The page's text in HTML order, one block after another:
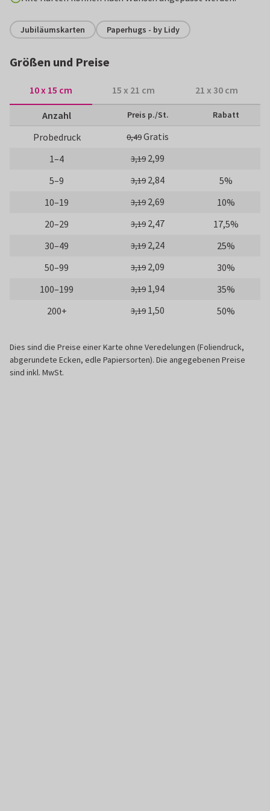
Jubiläumskarten Paperhugs - by Lidy
Größen und Preise
10 x 15 cm 15 x 21 cm 21 x 30 cm
Anzahl Preis p./St. Rabatt
Probedruck 0,49Gratis
1–4
3,19 2,99
5–9
3,19 2,84
5%
10–19
3,19 2,69
10%
20–29
3,19 2,47
17,5%
30–49
3,19 2,24
25%
50–99
3,19 2,09
30%
100–199
3,19 1,94
35%
200+
3,19 1,50 50%
Dies sind die Preise einer Karte ohne Veredelungen (Foliendruck,
abgerundete Ecken, edle Papiersorten). Die angegebenen Preise
sind inkl. MwSt.